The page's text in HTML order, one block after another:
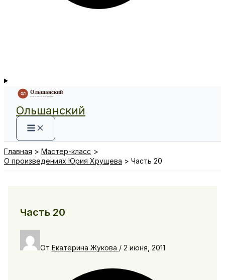
Ольшанский
Главная
Мастер-класс
О произведениях Юрия Хрущева
Часть 20
Часть 20
От Екатерина Жукова / 2 июня, 2011